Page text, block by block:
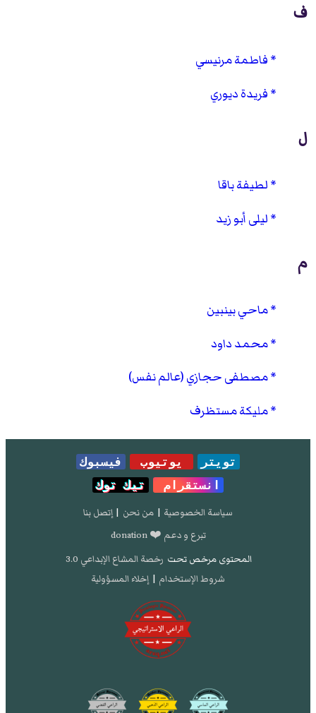
ف
فاطمة مرنيسي
فريدة ديوري
ل
لطيفة باقا
ليلى أبو زيد
م
ماحي بينبين
محمد داود
مصطفى حجازي (عالم نفس)
مليكة مستظرف
تويتر يوتيوب
فيسبوك
انستقرام
تيك توك
سياسة الخصوصية | من نحن | إتصل بنا
تبرع و دعم ❤️ donation
المحتوى مرخص تحت رخصة المشاع الإبداعي 3.0
شروط الإستخدام | إخلاء المسؤولية